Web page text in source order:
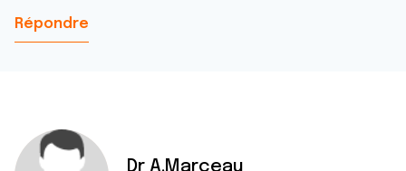
Répondre
Dr A.Marceau